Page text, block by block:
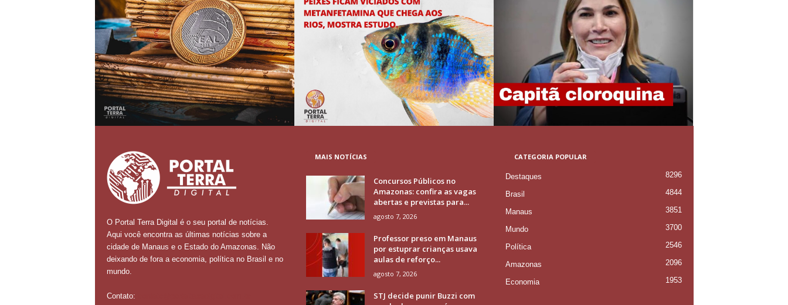
O Portal Terra Digital é o seu portal de notícias.
Aqui você encontra as últimas notícias sobre a
cidade de Manaus e o Estado do Amazonas. Não
deixando de fora a economia, política no Brasil e no
mundo.
Contato:
MAIS NOTÍCIAS
Concursos Públicos no
Amazonas: confira as vagas
abertas e previstas para...
agosto 7, 2026
Professor preso em Manaus
por estuprar crianças usava
aulas de reforço...
agosto 7, 2026
STJ decide punir Buzzi com
CATEGORIA POPULAR
Destaques 8296
Brasil 4844
Manaus 3851
Mundo 3700
Política 2546
Amazonas 2096
Economia 1953